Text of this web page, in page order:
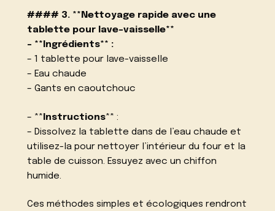
#### 3. **Nettoyage rapide avec une
tablette pour lave-vaisselle**
– **Ingrédients** :
– 1 tablette pour lave-vaisselle
– Eau chaude
– Gants en caoutchouc
– ** Instructions** :
– Dissolvez la tablette dans de l’eau chaude et
utilisez-la pour nettoyer l’intérieur du four et la
table de cuisson. Essuyez avec un chiffon
humide.
Ces méthodes simples et écologiques rendront